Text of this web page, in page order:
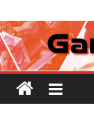
au
contenu
Tests
et
Actu
des